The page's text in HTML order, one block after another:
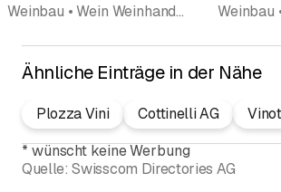
Weinbau • Wein Weinhandel • Degustation
Ähnliche Einträge in der Nähe
Plozza Vini Cottinelli AG
* wünscht keine Werbung
Quelle: Swisscom Directories AG